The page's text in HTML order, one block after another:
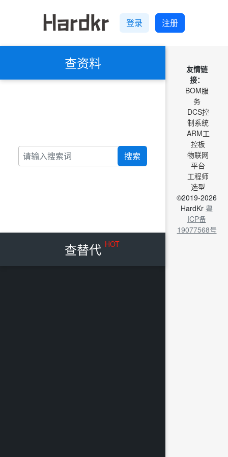
登录 注册
查资料
搜索
查替代 HOT
友情链
接：
BOM服
务
DCS控
制系统
ARM工
控板
物联网
平台
工程师
选型
©2019-2026
HardKr 粤
ICP备
19077568号